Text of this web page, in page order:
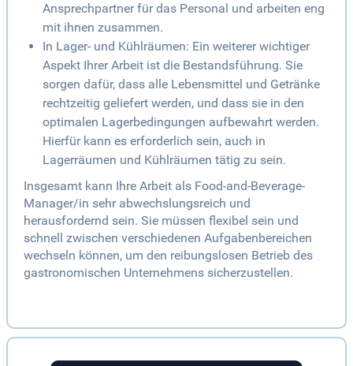
Ansprechpartner für das Personal und arbeiten eng
mit ihnen zusammen.
In Lager- und Kühlräumen: Ein weiterer wichtiger
Aspekt Ihrer Arbeit ist die Bestandsführung. Sie
sorgen dafür, dass alle Lebensmittel und Getränke
rechtzeitig geliefert werden, und dass sie in den
optimalen Lagerbedingungen aufbewahrt werden.
Hierfür kann es erforderlich sein, auch in
Lagerräumen und Kühlräumen tätig zu sein.
Insgesamt kann Ihre Arbeit als Food-and-Beverage-
Manager/in sehr abwechslungsreich und
herausfordernd sein. Sie müssen flexibel sein und
schnell zwischen verschiedenen Aufgabenbereichen
wechseln können, um den reibungslosen Betrieb des
gastronomischen Unternehmens sicherzustellen.